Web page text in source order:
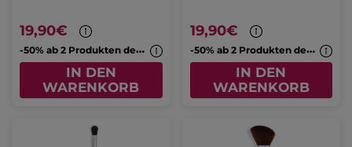
19,90€
-
50% ab 2 Produkten deiner Wahl
IN DEN
WARENKORB
19,90€
-
50% ab 2 Produkten deiner Wahl
IN DEN
WARENKORB